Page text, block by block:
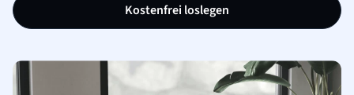
Kostenfrei loslegen